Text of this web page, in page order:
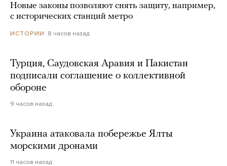
Новые законы позволяют снять защиту, например,
с исторических станций метро
ИСТОРИИ 8 часов назад
Турция, Саудовская Аравия и Пакистан
подписали соглашение о коллективной
обороне
9 часов назад
Украина атаковала побережье Ялты
морскими дронами
11 часов назад